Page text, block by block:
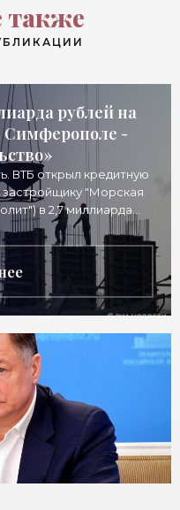
также
рублей на
Симферополе -
ВТБ открыл кредитную
"Морская
в 2,7 миллиарда